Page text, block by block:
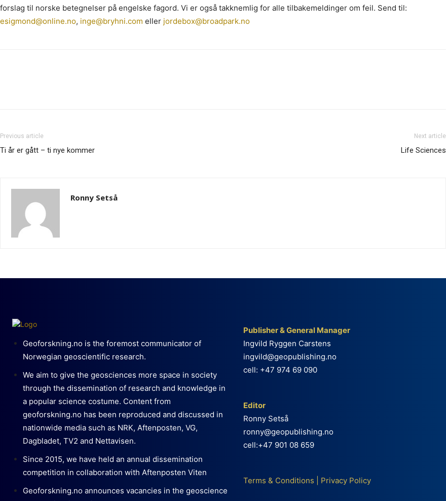
forslag til norske betegnelser på engelske fagord. Vi er også takknemlig for alle tilbakemeldinger om feil. Send til:
esigmond@online.no, inge@bryhni.com eller jordebox@broadpark.no
Previous article
Ti år er gått – ti nye kommer
Next article
Life Sciences
Ronny Setså
Geoforskning.no is the foremost communicator of
Norwegian geoscientific research.
We aim to give the geosciences more space in society
through the dissemination of research and knowledge in
a popular science costume. Content from
geoforskning.no has been reproduced and discussed in
nationwide media such as NRK, Aftenposten, VG,
Dagbladet, TV2 and Nettavisen.
Since 2015, we have held an annual dissemination
competition in collaboration with Aftenposten Viten
Geoforskning.no announces vacancies in the geoscience
Publisher & General Manager
Ingvild Ryggen Carstens
ingvild@geopublishing.no
cell: +47 974 69 090
Editor
Ronny Setså
ronny@geopublishing.no
cell:+47 901 08 659
Terms & Conditions Privacy Policy